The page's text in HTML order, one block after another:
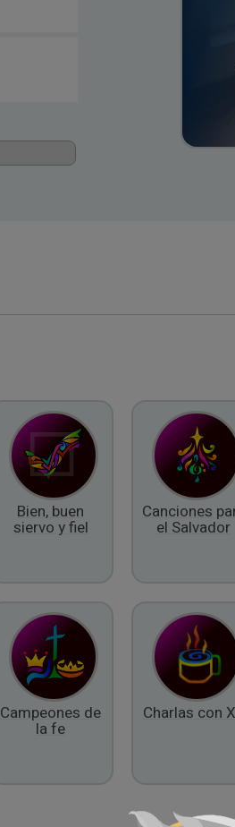
Bien, buen
siervo y fiel
Campeones de
la fe
Canciones
el Salvador
Charlas con